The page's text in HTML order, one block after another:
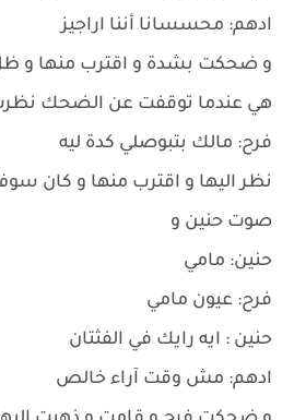
ادهم: محسسانا أننا اراجيز
و ضحكت بشدة و اقترب منها و
هي عندما توقفت عن الضحك نظرت
فرح: مالك بتبوصلي كدة ليه
نظر اليها و اقترب منها و كان
صوت حنين و
حنين: مامي
فرح: عيون مامي
حنين : ايه رايك في الفثتان
ادهم: مش وقت آراء خالص